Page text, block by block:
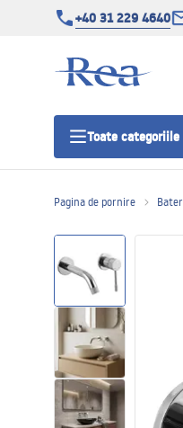
+40 31 229 4640
Toate categoriile
Usi pentru
Cadite de dus
Rigole Liniare
Vase WC si
Pagina de pornire